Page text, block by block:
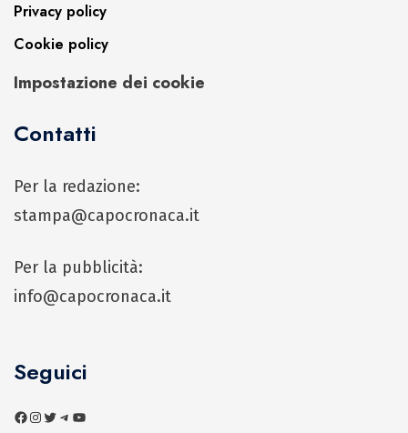
Privacy policy
Cookie policy
Impostazione dei cookie
Contatti
Per la redazione:
stampa@capocronaca.it
Per la pubblicità:
info@capocronaca.it
Seguici